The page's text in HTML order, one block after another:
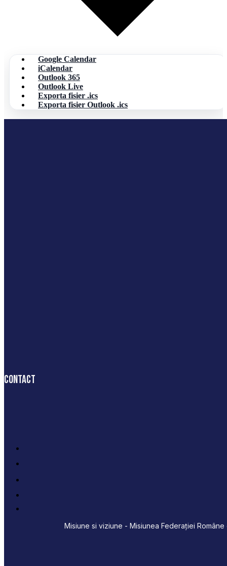
Google Calendar
iCalendar
Outlook 365
Outlook Live
Exporta fisier .ics
Exporta fisier Outlook .ics
Contact
Misiune si viziune - Misiunea Federației